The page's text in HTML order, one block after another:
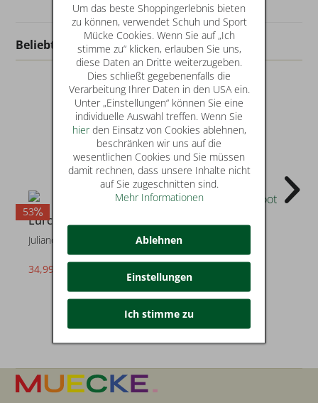
Beliebt in dieser Kategorie
53
Lurchi
Juliano
34,99 €
Markio Barefoot
Um das beste Shoppingerlebnis bieten
zu können, verwendet Schuh und Sport
Mücke Cookies. Wenn Sie auf „Ich
stimme zu“ klicken, erlauben Sie uns,
diese Daten an Dritte weiterzugeben.
Dies schließt gegebenenfalls die
Verarbeitung Ihrer Daten in den USA ein.
Unter „Einstellungen“ können Sie eine
individuelle Auswahl treffen. Wenn Sie
hierden Einsatz von Cookies ablehnen,
beschränken wir uns auf die
wesentlichen Cookies und Sie müssen
damit rechnen, dass unsere Inhalte nicht
auf Sie zugeschnitten sind.
Mehr Informationen
Ablehnen
Einstellungen
Ich stimme zu